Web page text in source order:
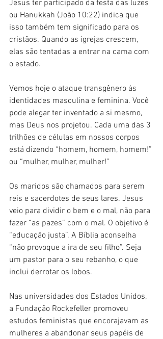
Jesus ter participado da festa das luzes
ou Hanukkah (João 10:22) indica que
isso também tem significado para os
cristãos. Quando as igrejas crescem,
elas são tentadas a entrar na cama com
o estado.
Vemos hoje o ataque transgênero às
identidades masculina e feminina. Você
pode alegar ter inventado a si mesmo,
mas Deus nos projetou. Cada uma das 3
trilhões de células em nossos corpos
está dizendo “homem, homem, homem!”
ou “mulher, mulher, mulher!”
Os maridos são chamados para serem
reis e sacerdotes de seus lares. Jesus
veio para dividir o bem e o mal, não para
fazer “as pazes” com o mal. O objetivo é
“educação justa”. A Bíblia aconselha
“não provoque a ira de seu filho”. Seja
um pastor para o seu rebanho, o que
inclui derrotar os lobos.
Nas universidades dos Estados Unidos,
a Fundação Rockefeller promoveu
estudos feministas que encorajavam as
mulheres a abandonar seus papéis de